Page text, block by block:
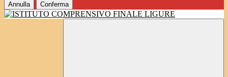
Annulla Conferma